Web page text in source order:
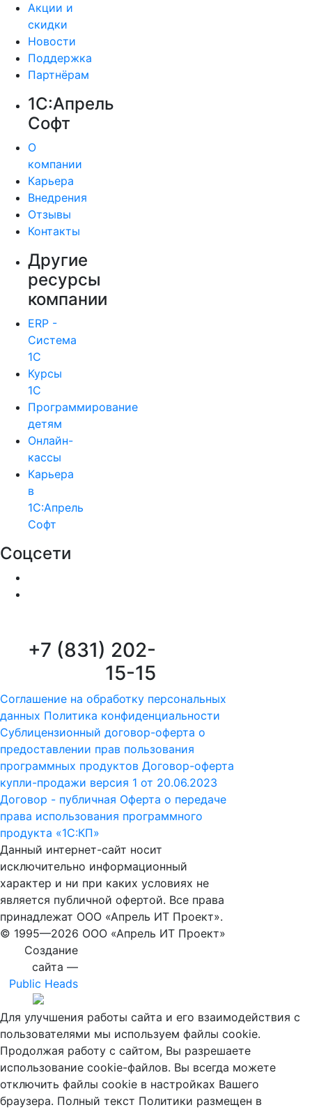
Акции и
скидки
Новости
Поддержка
Партнёрам
1С:Апрель
Софт
О
компании
Карьера
Внедрения
Отзывы
Контакты
Другие
ресурсы
компании
ERP -
Система
1С
Курсы
1С
Программирование
детям
Онлайн-
кассы
Карьера
в
1С:Апрель
Софт
Соцсети
+7 (831) 202-
15-15
Соглашение на обработку персональных
данных Политика конфиденциальности
Сублицензионный договор-оферта о
предоставлении прав пользования
программных продуктов Договор-оферта
купли-продажи версия 1 от 20.06.2023
Договор - публичная Оферта о передаче
права использования программного
продукта «1С:КП»
Данный интернет-сайт носит
исключительно информационный
характер и ни при каких условиях не
является публичной офертой. Все права
принадлежат ООО «Апрель ИТ Проект».
© 1995—2026 ООО «Апрель ИТ Проект»
Создание
сайта —
Public Heads
Для улучшения работы сайта и его взаимодействия с
пользователями мы используем файлы cookie.
Продолжая работу с сайтом, Вы разрешаете
использование cookie-файлов. Вы всегда можете
отключить файлы cookie в настройках Вашего
браузера. Полный текст Политики размещен в